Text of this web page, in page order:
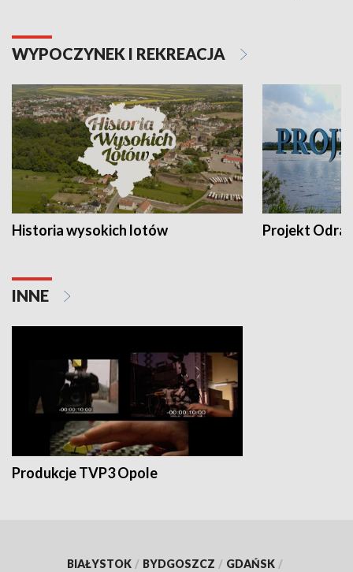
WYPOCZYNEK I REKREACJA
Historia wysokich lotów Projekt Odra
INNE
Produkcje TVP3 Opole
BIAŁYSTOK / BYDGOSZCZ / GDAŃSK /